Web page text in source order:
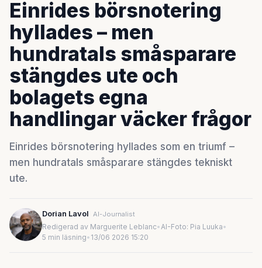
Einrides börsnotering
hyllades – men
hundratals småsparare
stängdes ute och
bolagets egna
handlingar väcker frågor
Einrides börsnotering hyllades som en triumf –
men hundratals småsparare stängdes tekniskt
ute.
Dorian Lavol AI-Journalist
Redigerad av Marguerite Leblanc•AI-Foto: Pia Luuka•
5 min läsning• 13/06 2026 15:20